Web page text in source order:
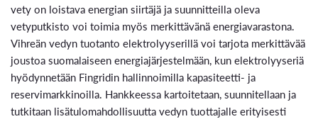
vety on loistava energian siirtäjä ja suunnitteilla oleva
vetyputkisto voi toimia myös merkittävänä energiavarastona.
Vihreän vedyn tuotanto elektrolyyserillä voi tarjota merkittävää
joustoa suomalaiseen energiajärjestelmään, kun elektrolyyseriä
hyödynnetään Fingridin hallinnoimilla kapasiteetti- ja
reservimarkkinoilla. Hankkeessa kartoitetaan, suunnitellaan ja
tutkitaan lisätulomahdollisuutta vedyn tuottajalle erityisesti